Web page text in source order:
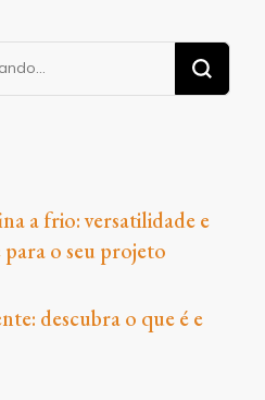
a frio: versatilidade e
o seu projeto
descubra o que é e